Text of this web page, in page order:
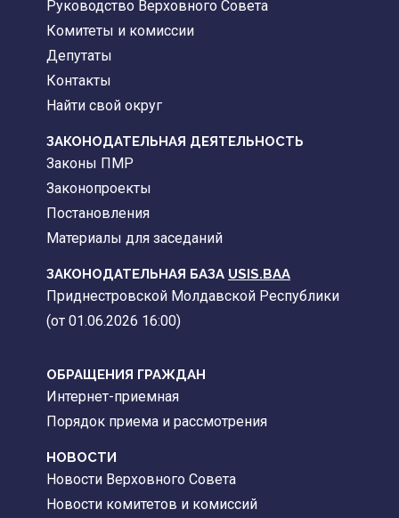
Руководство Верховного Совета
Комитеты и комиссии
Депутаты
Контакты
Найти свой округ
ЗАКОНОДАТЕЛЬНАЯ ДЕЯТЕЛЬНОСТЬ
Законы ПМР
Законопроекты
Постановления
Материалы для заседаний
ЗАКОНОДАТЕЛЬНАЯ БАЗА USIS.BAA
Приднестровской Молдавской Республики
(от 01.06.2026 16:00)
ОБРАЩЕНИЯ ГРАЖДАН
Интернет-приемная
Порядок приема и рассмотрения
НОВОСТИ
Новости Верховного Совета
Новости комитетов и комиссий